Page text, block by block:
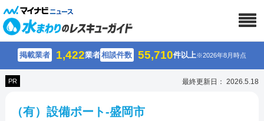
掲載業者 1,422業者相談件数 55,710件以上※2026年8月時点
PR 最終更新日： 2026.5.18
（有）設備ポート-盛岡市